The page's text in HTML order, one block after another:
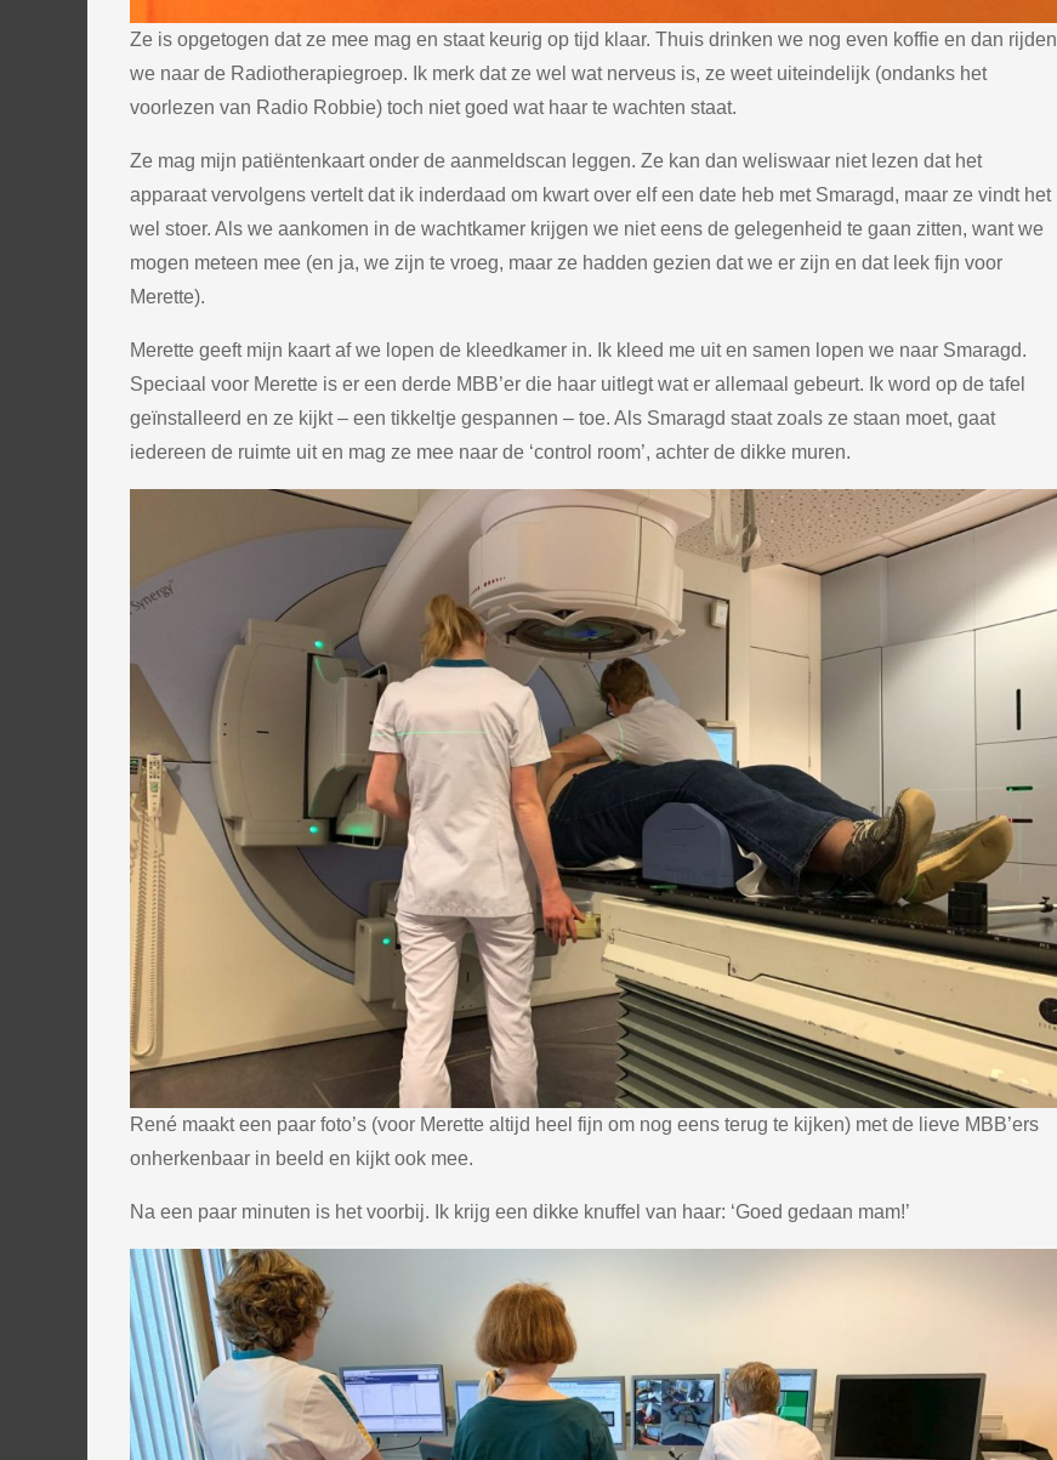
Ze is opgetogen dat ze mee mag en staat keurig op tijd klaar. Thuis drinken we nog even koffie en dan rijden
we naar de Radiotherapiegroep. Ik merk dat ze wel wat nerveus is, ze weet uiteindelijk (ondanks het
voorlezen van Radio Robbie) toch niet goed wat haar te wachten staat.
Ze mag mijn patiëntenkaart onder de aanmeldscan leggen. Ze kan dan weliswaar niet lezen dat het
apparaat vervolgens vertelt dat ik inderdaad om kwart over elf een date heb met Smaragd, maar ze vindt het
wel stoer. Als we aankomen in de wachtkamer krijgen we niet eens de gelegenheid te gaan zitten, want we
mogen meteen mee (en ja, we zijn te vroeg, maar ze hadden gezien dat we er zijn en dat leek fijn voor
Merette).
Merette geeft mijn kaart af we lopen de kleedkamer in. Ik kleed me uit en samen lopen we naar Smaragd.
Speciaal voor Merette is er een derde MBB’er die haar uitlegt wat er allemaal gebeurt. Ik word op de tafel
geïnstalleerd en ze kijkt – een tikkeltje gespannen – toe. Als Smaragd staat zoals ze staan moet, gaat
iedereen de ruimte uit en mag ze mee naar de ‘control room’, achter de dikke muren.
René maakt een paar foto’s (voor Merette altijd heel fijn om nog eens terug te kijken) met de lieve MBB’ers
onherkenbaar in beeld en kijkt ook mee.
Na een paar minuten is het voorbij. Ik krijg een dikke knuffel van haar: ‘Goed gedaan mam!’